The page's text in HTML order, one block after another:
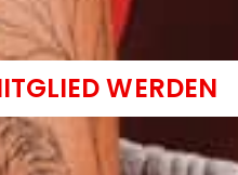
WERDEN